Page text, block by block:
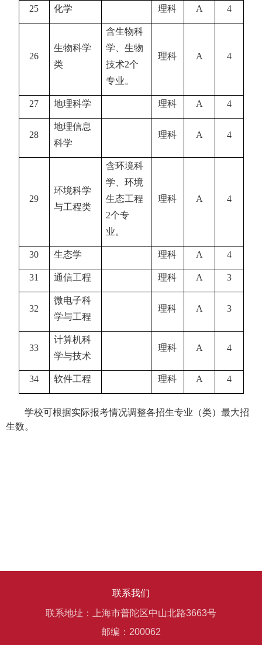
25 化学 理科 A 4
26
生物科学
类
含生物科
学、生物
技术2个
专业。
理科 A 4
27 地理科学 理科 A 4
28
地理信息
科学
理科 A 4
29
环境科学
与工程类
含环境科
学、环境
生态工程
2个专
业。
理科 A 4
30 生态学 理科 A 4
31 通信工程 理科 A 3
32
微电子科
学与工程
理科 A 3
33
计算机科
学与技术
理科 A 4
34 软件工程 理科 A 4
学校可根据实际报考情况调整各招生专业（类）最大招
生数。
联系我们
联系地址：上海市普陀区中山北路3663号
邮编：200062